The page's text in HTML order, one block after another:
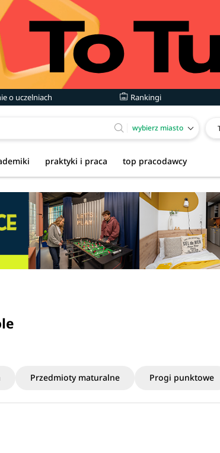
o uczelniach Rankingi
wybierz miasto
praktyki i praca top pracodawcy
Przedmioty maturalne Progi punktowe